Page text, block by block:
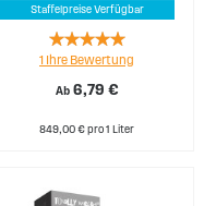
Staffelpreise Verfügbar
Ab 6,79 €
Rating:
100%
1 Ihre Bewertung
849,00 € pro 1 Liter